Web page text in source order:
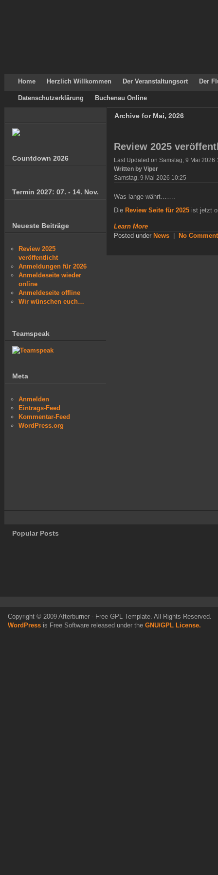
Home Herzlich Willkommen Der Veranstaltungsort Der
Datenschutzerklärung Buchenau Online
Archive for Mai, 2026
Review 2025
Last Updated on Samstag, 9 Mai 2026
Written by Viper
Samstag, 9 Mai 2026 10:25
Was lange währt…….
Die Review Seite für 2025 ist jetzt
Learn More
Posted under News | No
Countdown 2026
Termin 2027: 07. - 14. Nov.
Neueste Beiträge
Review 2025
veröffentlicht
Anmeldungen für 2026
Anmeldeseite wieder
online
Anmeldeseite offline
Wir wünschen euch…
Teamspeak
Meta
Anmelden
Eintrags-Feed
Kommentar-Feed
WordPress.org
Popular Posts
Copyright © 2009 Afterburner - Free GPL Template. All Rights Reserved.
WordPress is Free Software released under the GNU/GPL License.